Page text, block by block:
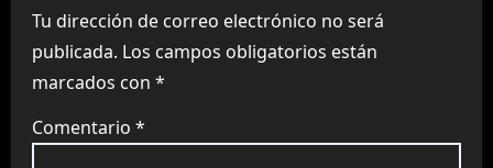
Tu dirección de correo electrónico no será
publicada. Los campos obligatorios están
marcados con *
Comentario *